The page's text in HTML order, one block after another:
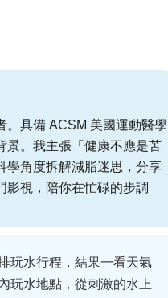
。具備 ACSM 美國運動醫學
景。我主張「健康不應是苦
學角度拆解減脂迷思，分享
影視，陪你在忙碌的步調
玩水行程，結果一看天氣
玩水地點，從刺激的水上